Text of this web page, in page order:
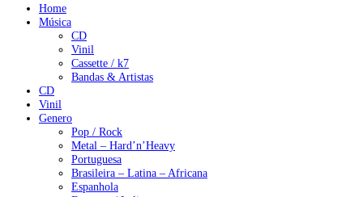
Home
Música
CD
Vinil
Cassette / k7
Bandas & Artistas
CD
Vinil
Genero
Pop / Rock
Metal – Hard’n’Heavy
Portuguesa
Brasileira – Latina – Africana
Espanhola